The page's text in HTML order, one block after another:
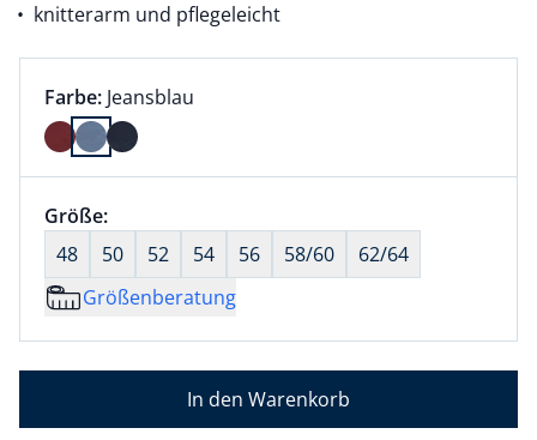
knitterarm und pflegeleicht
Farbauswahl:
Farbe: aktuell ausgewählt:
Jeansblau
Farbe Jeansblau ausgewählt
Größenauswahl:
Größe:nichts ausgewählt
48
50 52 54 56 58/60
62/64
Größenberatung
In den Warenkorb